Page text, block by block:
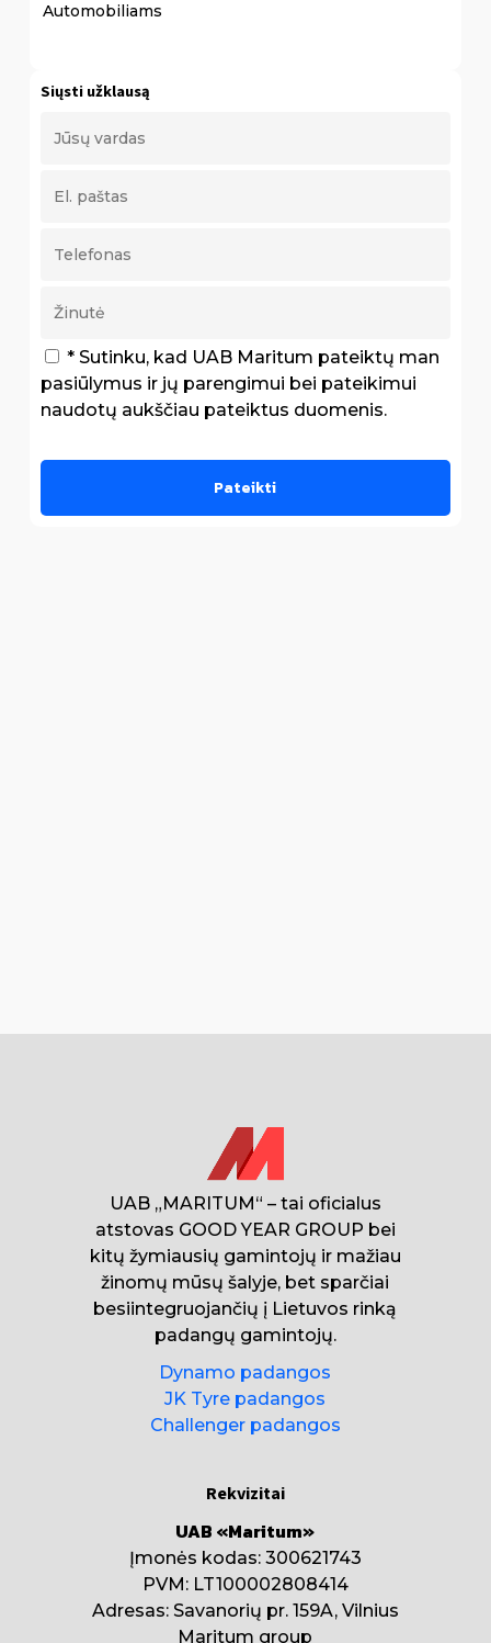
Automobiliams
Siųsti užklausą
* Sutinku, kad UAB Maritum pateiktų man
pasiūlymus ir jų parengimui bei pateikimui
naudotų aukščiau pateiktus duomenis.
UAB „MARITUM“ – tai oficialus
atstovas GOOD YEAR GROUP bei
kitų žymiausių gamintojų ir mažiau
žinomų mūsų šalyje, bet sparčiai
besiintegruojančių į Lietuvos rinką
padangų gamintojų.
Dynamo padangos
JK Tyre padangos
Challenger padangos
Rekvizitai
UAB «Maritum»
Įmonės kodas: 300621743
PVM: LT100002808414
Adresas: Savanorių pr. 159A, Vilnius
Maritum group